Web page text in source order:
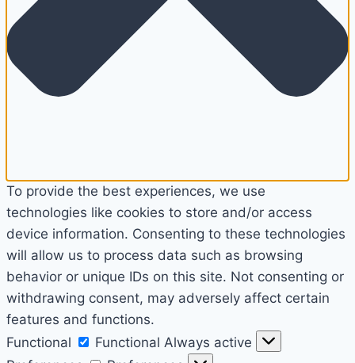
To provide the best experiences, we use
technologies like cookies to store and/or access
device information. Consenting to these technologies
will allow us to process data such as browsing
behavior or unique IDs on this site. Not consenting or
withdrawing consent, may adversely affect certain
features and functions.
Functional
Functional Always active